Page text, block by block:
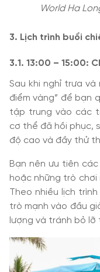
World Ha
3. Lịch trình buổi
3.1. 13:00 – 15:00:
Sau khi nghỉ trưa
điểm vàng” để bạn
tập trung vào các
cơ thể đã hồi phục,
độ cao và đầy thử
Bạn nên ưu tiên
hoặc những trò
Theo nhiều lịch
trò mạnh vào đầu
lượng và tránh bỏ lỡ